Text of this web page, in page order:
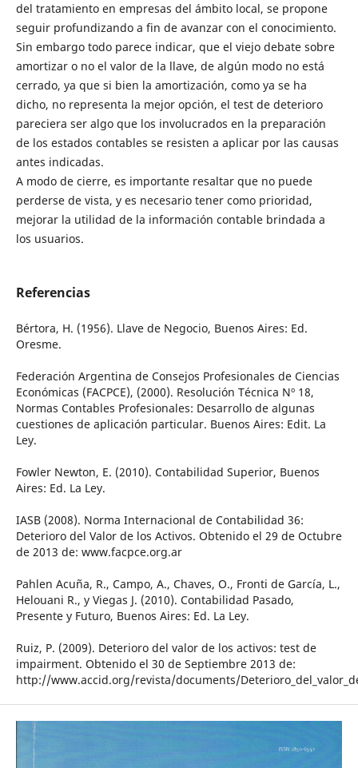
del tratamiento en empresas del ámbito local, se propone
seguir profundizando a fin de avanzar con el conocimiento.
Sin embargo todo parece indicar, que el viejo debate sobre
amortizar o no el valor de la llave, de algún modo no está
cerrado, ya que si bien la amortización, como ya se ha
dicho, no representa la mejor opción, el test de deterioro
pareciera ser algo que los involucrados en la preparación
de los estados contables se resisten a aplicar por las causas
antes indicadas.
A modo de cierre, es importante resaltar que no puede
perderse de vista, y es necesario tener como prioridad,
mejorar la utilidad de la información contable brindada a
los usuarios.
Referencias
Bértora, H. (1956). Llave de Negocio, Buenos Aires: Ed.
Oresme.
Federación Argentina de Consejos Profesionales de Ciencias
Económicas (FACPCE), (2000). Resolución Técnica Nº 18,
Normas Contables Profesionales: Desarrollo de algunas
cuestiones de aplicación particular. Buenos Aires: Edit. La
Ley.
Fowler Newton, E. (2010). Contabilidad Superior, Buenos
Aires: Ed. La Ley.
IASB (2008). Norma Internacional de Contabilidad 36:
Deterioro del Valor de los Activos. Obtenido el 29 de Octubre
de 2013 de: www.facpce.org.ar
Pahlen Acuña, R., Campo, A., Chaves, O., Fronti de García, L.,
Helouani R., y Viegas J. (2010). Contabilidad Pasado,
Presente y Futuro, Buenos Aires: Ed. La Ley.
Ruiz, P. (2009). Deterioro del valor de los activos: test de
impairment. Obtenido el 30 de Septiembre 2013 de:
http://www.accid.org/revista/documents/